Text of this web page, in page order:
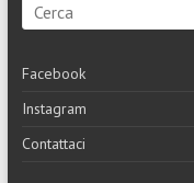
Facebook
Instagram
Contattaci